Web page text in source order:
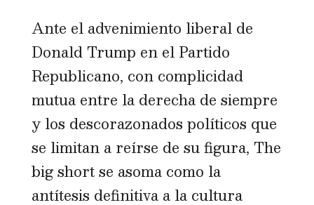
Ante el advenimiento liberal de
Donald Trump en el Partido
Republicano, con complicidad
mutua entre la derecha de siempre
y los descorazonados políticos que
se limitan a reírse de su figura, The
big short se asoma como la
antítesis definitiva a la cultura